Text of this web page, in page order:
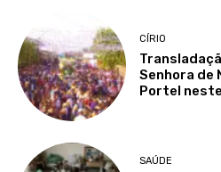
CÍRIO
Senhora de
Portel
SAÚDE